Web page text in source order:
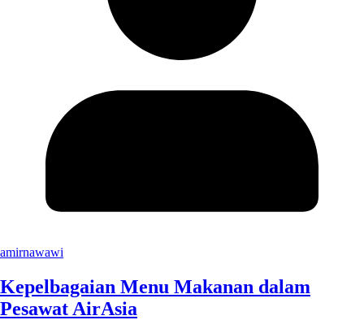
amirnawawi
Kepelbagaian Menu Makanan dalam
Pesawat AirAsia